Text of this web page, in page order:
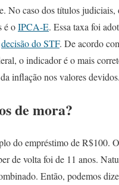
No caso dos títulos judiciais,
é oIPCA-E. Essa taxa foi
decisão do STF. De acordo
o indicador é o mais
inflação nos valores devidos.
de mora?
do empréstimo de R$100.
de volta foi de 11 anos.
Então, podemos